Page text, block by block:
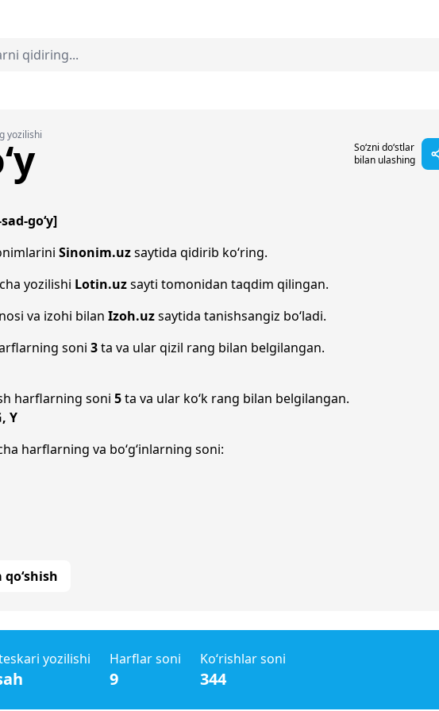
yozilishi
So‘zni do‘stlar
bilan ulashing
go‘y]
Sinonim.uzsaytida qidirib ko‘ring.
yozilishi Lotin.uzsayti tomonidan taqdim qilingan.
va izohi bilan Izoh.uzsaytida tanishsangiz bo‘ladi.
soni 3ta va ular qizil rang bilan belgilangan.
harflarning soni 5ta va ular ko‘k rang bilan belgilangan.
Y
harflarning va bo‘g‘inlarning soni:
qo‘shish
yozilishi Harflar soni
9
Ko‘rishlar soni
344